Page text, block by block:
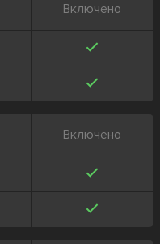
Включено
Включено